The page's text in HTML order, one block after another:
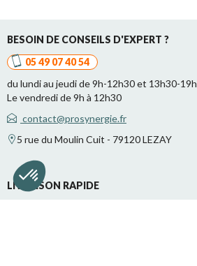
BESOIN DE CONSEILS D'EXPERT ?
05 49 07 40 54
du lundi au jeudi de 9h-12h30 et 13h30-19h
Le vendredi de 9h à 12h30
contact@prosynergie.fr
5 rue du Moulin Cuit - 79120 LEZAY
LIVRAISON RAPIDE